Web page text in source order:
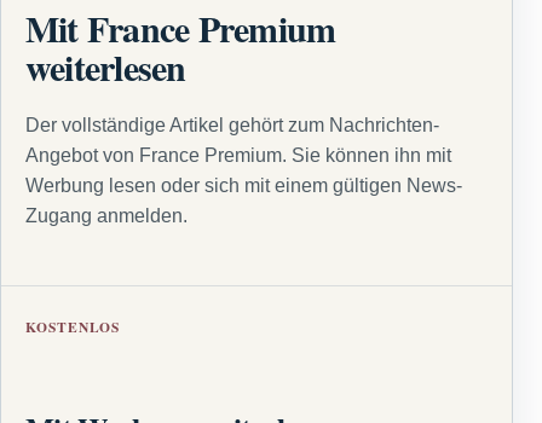
Mit France Premium
weiterlesen
Der vollständige Artikel gehört zum Nachrichten-
Angebot von France Premium. Sie können ihn mit
Werbung lesen oder sich mit einem gültigen News-
Zugang anmelden.
KOSTENLOS